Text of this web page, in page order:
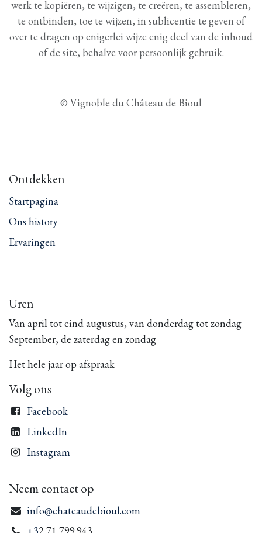
werk te kopiëren, te wijzigen, te creëren, te assembleren,
te ontbinden, toe te wijzen, in sublicentie te geven of
over te dragen op enigerlei wijze enig deel van de inhoud
of de site, behalve voor persoonlijk gebruik.
© Vignoble du Château de Bioul
Ontdekken
Startpagina
Ons history
Ervaringen
Uren
Van april tot eind augustus, van donderdag tot zondag
September, de zaterdag en zondag
Het hele jaar op afspraak
Volg ons
Facebook
LinkedIn
Instagram
Neem contact op
info@chateaudebioul.com